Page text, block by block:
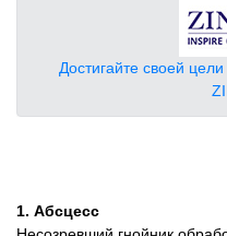
Достигайте своей
1. Абсцесс